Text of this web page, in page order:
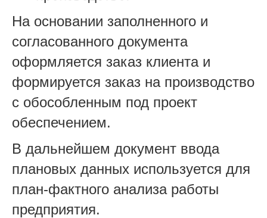
На основании заполненного и
согласованного документа
оформляется заказ клиента и
формируется заказ на производство
с обособленным под проект
обеспечением.
В дальнейшем документ ввода
плановых данных используется для
план-фактного анализа работы
предприятия.